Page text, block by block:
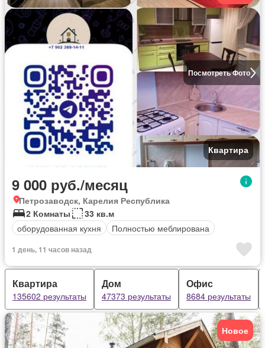
Посмотреть Фото
Квартира
9 000 руб./месяц
Петрозаводск, Карелия Республика
2 Комнаты
33 кв.м
оборудованная кухня
Полностью меблирована
1 день, 11 часов назад
Квартира
135602 результаты
Дом
47373 результаты
Офис
8684 результаты
Новое